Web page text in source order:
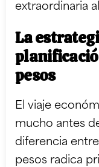
extraordinaria
La
pesos
El viaje
mucho antes
diferencia
pesos radica